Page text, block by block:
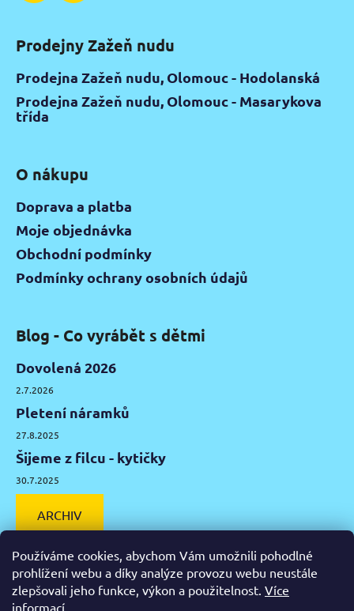
Používáme cookies, abychom Vám umožnili pohodlné
prohlížení webu a díky analýze provozu webu neustále
zlepšovali jeho funkce, výkon a použitelnost. Více
informací
Prodejny Zažeň nudu
Prodejna Zažeň nudu, Olomouc - Hodolanská
Prodejna Zažeň nudu, Olomouc - Masarykova
třída
O nákupu
Doprava a platba
Moje objednávka
Obchodní podmínky
Podmínky ochrany osobních údajů
Blog - Co vyrábět s dětmi
Dovolená 2026
2.7.2026
Pletení náramků
27.8.2025
Šijeme z filcu - kytičky
30.7.2025
ARCHIV
Facebook